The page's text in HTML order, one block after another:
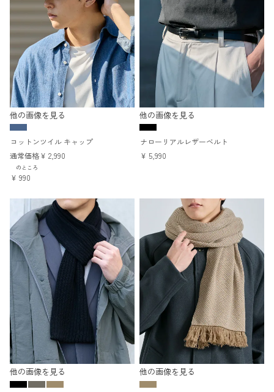
他の画像を見る
コットンツイル キャップ
通常価格¥ 2,990
のところ
¥ 990
他の画像を見る
ナローリアルレザーベルト
¥ 5,990
他の画像を見る 他の画像を見る